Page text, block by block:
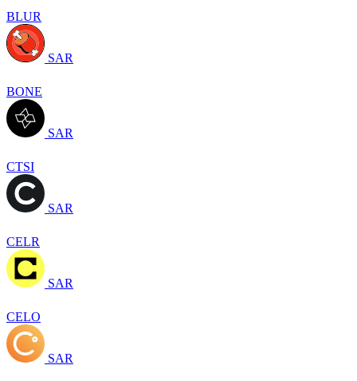
BLUR
SAR
BONE
SAR
CTSI
SAR
CELR
SAR
CELO
SAR